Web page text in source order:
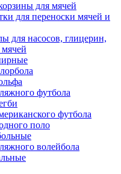
для мячей
для переноски мячей и
для насосов, глицерин,
футбола
футбола
поло
волейбола